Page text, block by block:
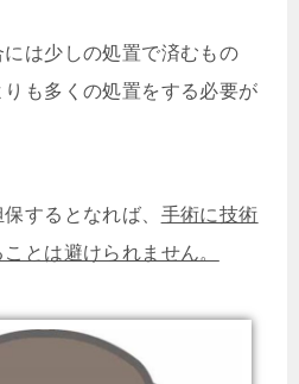
は少しの処置で済むもの
も多くの処置をする必要が
するとなれば、 手術に技術
とは避けられません。